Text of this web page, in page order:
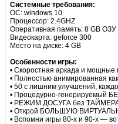
Системные требования:
ОС: windows 10
Процессор: 2.4GHZ
Оперативная память: 8 GB ОЗУ
Видеокарта: geforce 300
Место на диске: 4 GB
Особенности игры:
• Скоростная аркада и
• Полностью анимированная
• 50 с лишним улучшений,
• Процедурно-генерируемый
• РЕЖИМ ДОСУГА без ТАЙМЕРА,
• Открой БОЛЬШУЮ
• Вспомни игры 80-х и 90-х —